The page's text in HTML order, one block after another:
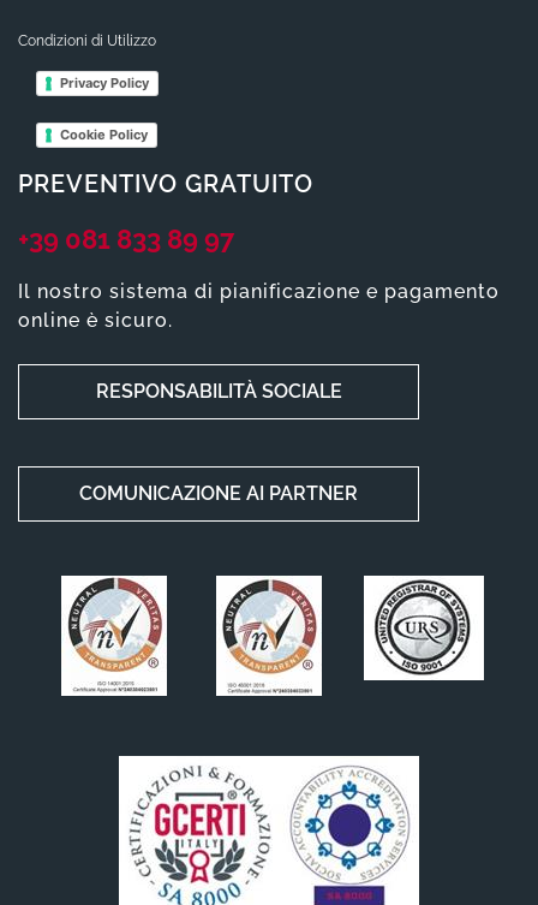
Condizioni di Utilizzo
Privacy Policy
Cookie Policy
PREVENTIVO GRATUITO
+39 081 833 89 97
Il nostro sistema di pianificazione e pagamento
online è sicuro.
RESPONSABILITÀ SOCIALE
COMUNICAZIONE AI PARTNER